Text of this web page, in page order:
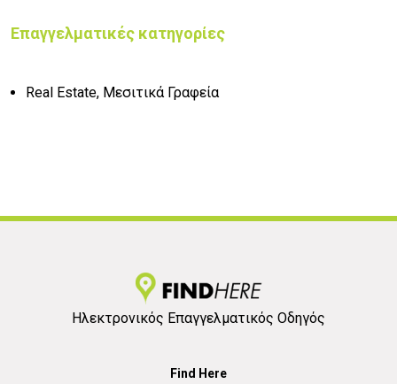
Επαγγελματικές κατηγορίες
Real Estate, Μεσιτικά Γραφεία
Ηλεκτρονικός Επαγγελματικός Οδηγός
Find Here